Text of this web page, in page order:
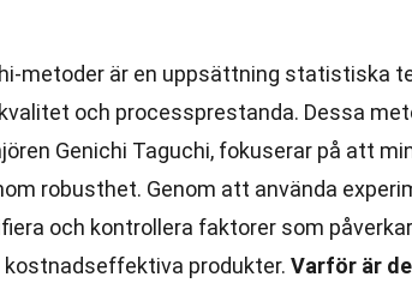
metoder är en uppsättning statistiska
och processprestanda. Dessa
Genichi Taguchi, fokuserar på att
robusthet. Genom att använda
och kontrollera faktorer som
produkter. Varför är